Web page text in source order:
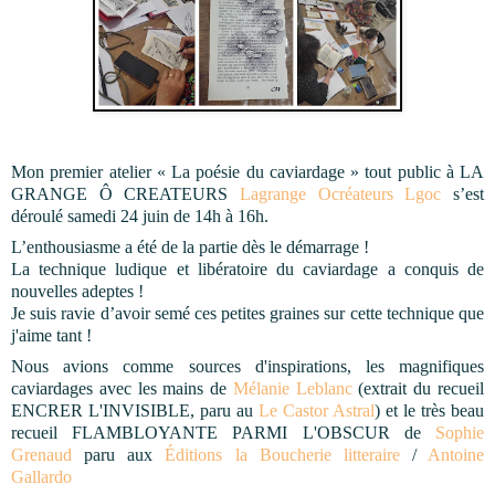
Mon premier atelier « La poésie du caviardage » tout public à LA
GRANGE Ô CREATEURS Lagrange Ocréateurs Lgoc s’est
déroulé samedi 24 juin de 14h à 16h.
L’enthousiasme a été de la partie dès le démarrage !
La technique ludique et libératoire du caviardage a conquis de
nouvelles adeptes !
Je suis ravie d’avoir semé ces petites graines sur cette technique que
j'aime tant !
Nousavions comme sources d'inspirations, les magnifiques
caviardages avec les mains de Mélanie Leblanc(extrait du recueil
ENCRER L'INVISIBLE, paru au Le Castor Astral) et le très beau
recueil FLAMBLOYANTE PARMI L'OBSCUR de Sophie
Grenaud paru auxÉditions la Boucherie litteraire/ Antoine
Gallardo